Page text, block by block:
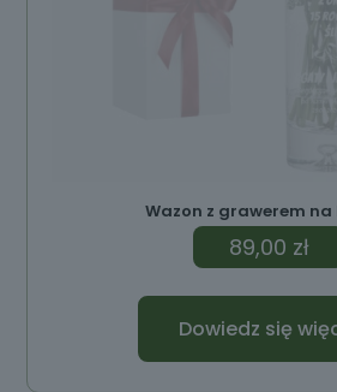
Wazon z grawerem
89,00 zł
Dowiedz się